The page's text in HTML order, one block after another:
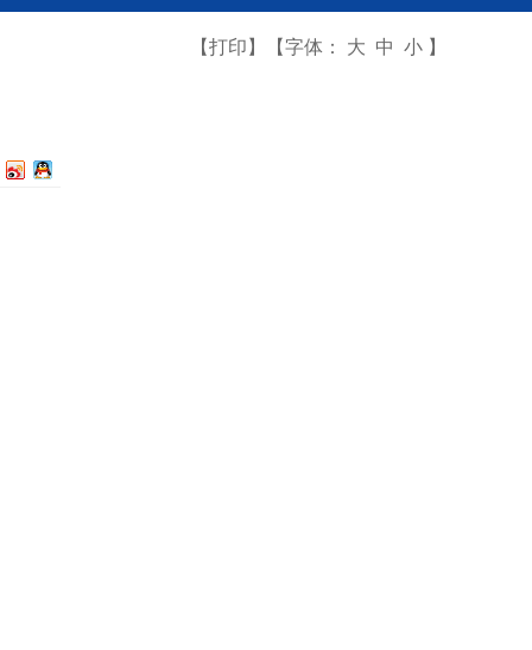
【打印】 【字体： 大 中 小 】